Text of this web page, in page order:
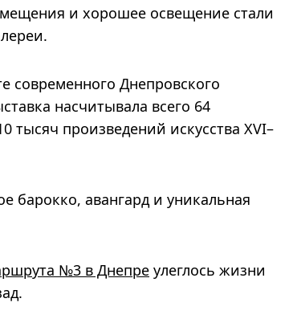
и хорошее освещение стали
современного Днепровского
насчитывала всего 64
тысяч произведений искусства XVI–
барокко, авангард и уникальная
№3 в Днепре улеглось жизни